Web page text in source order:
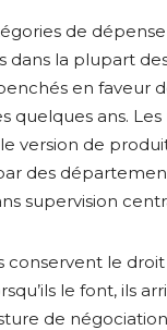
de
la plupart
en faveur
quelques ans.
version de
des
supervision
conservent le
le font, ils
de